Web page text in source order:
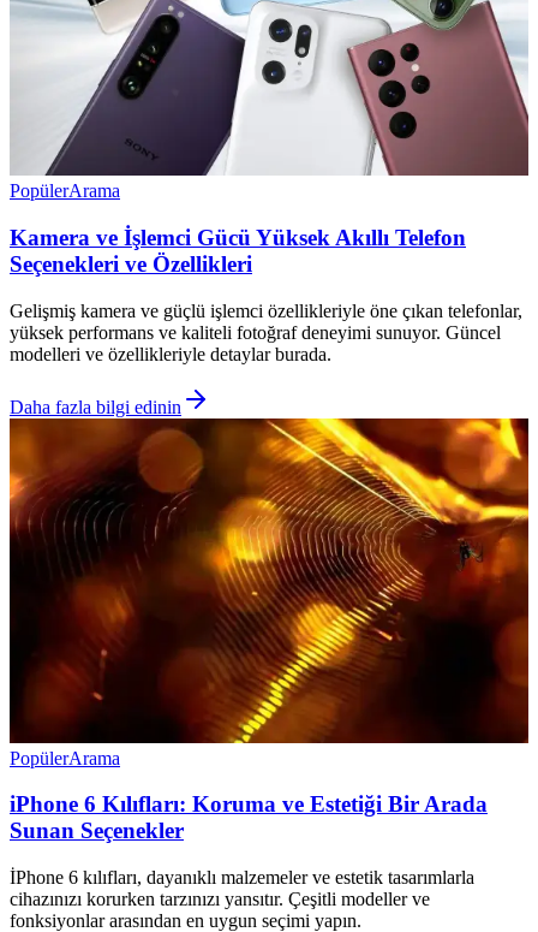
PopülerArama
Kamera ve İşlemci Gücü Yüksek Akıllı Telefon
Seçenekleri ve Özellikleri
Gelişmiş kamera ve güçlü işlemci özellikleriyle öne çıkan telefonlar,
yüksek performans ve kaliteli fotoğraf deneyimi sunuyor. Güncel
modelleri ve özellikleriyle detaylar burada.
Daha fazla bilgi edinin
PopülerArama
iPhone 6 Kılıfları: Koruma ve Estetiği Bir Arada
Sunan Seçenekler
İPhone 6 kılıfları, dayanıklı malzemeler ve estetik tasarımlarla
cihazınızı korurken tarzınızı yansıtır. Çeşitli modeller ve
fonksiyonlar arasından en uygun seçimi yapın.